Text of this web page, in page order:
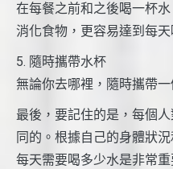
在每餐之前和之後喝一杯
消化食物，更容易達到每
5. 隨時攜帶水杯
無論你去哪裡，隨時攜帶
最後，要記住的是，每個
同的。根據自己的身體狀
每天需要喝多少水是非常